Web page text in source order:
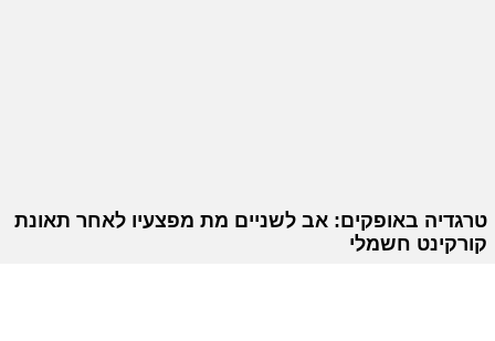
טרגדיה באופקים: אב לשניים מת מפצעיו לאחר תאונת
קורקינט חשמלי